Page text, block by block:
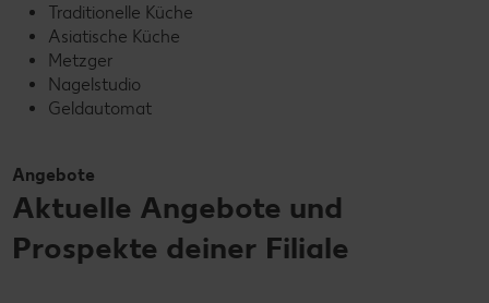
Traditionelle Küche
Asiatische Küche
Metzger
Nagelstudio
Geldautomat
Angebote
Aktuelle Angebote und
Prospekte deiner Filiale